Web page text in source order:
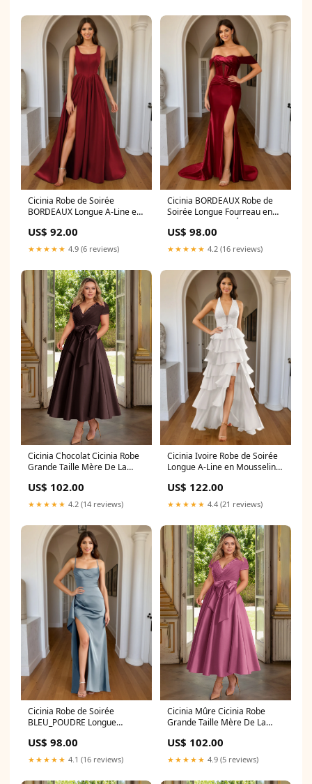
Cicinia Robe de Soirée
BORDEAUX Longue A-Line en
Ravissante
Couleur:BORDEAUX
US$ 92.00
★★★★★ 4.9 (6 reviews)
Cicinia BORDEAUX Robe de
Soirée Longue Fourreau en
Dénudées avec Traîne
Balayée Couleur:BORDEAUX
US$ 98.00
★★★★★ 4.2 (16 reviews)
Cicinia Chocolat Cicinia Robe
Grande Taille Mère De La
Satin Perlé Décolleté En V
Longueur Cheville
Couleur:CHOCOLAT
US$ 102.00
★★★★★ 4.2 (14 reviews)
Cicinia Ivoire Robe de Soirée
Longue A-Line en Mousseline
group-112
US$ 122.00
★★★★★ 4.4 (21 reviews)
Cicinia Robe de Soirée
BLEU_POUDRE Longue
Spaghetti Fente Longueur Sol
group-523
US$ 98.00
★★★★★ 4.1 (16 reviews)
Cicinia Mûre Cicinia Robe
Grande Taille Mère De La
Satin Perlé Décolleté En V
Longueur Cheville
Couleur:MuRE
US$ 102.00
★★★★★ 4.9 (5 reviews)